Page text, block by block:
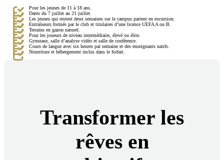
Pour les jeunes de 11 à 18 ans.
Dates du 7 juillet au 21 juillet.
Les jeunes qui restent deux semaines sur le campus partent en excursion.
Entraîneurs formés par le club et titulaires d’une licence UEFA A ou B.
Terrains en gazon naturel.
Pour les joueurs de niveau intermédiaire, élevé ou élite.
Gymnase, salle d’analyse vidéo et salle de conférence.
Cours de langue avec six heures par semaine et des enseignants natifs.
Nourriture et hébergement inclus dans le forfait.
Transformer les
rêves en